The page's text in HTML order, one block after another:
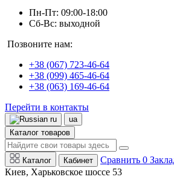
Пн-Пт: 09:00-18:00
Сб-Вс: выходной
Позвоните нам:
+38 (067) 723-46-64
+38 (099) 465-46-64
+38 (063) 169-46-64
Перейти в контакты
ru
ua
Каталог товаров
Каталог Кабинет Сравнить 0
Киев, Харьковское шоссе 53